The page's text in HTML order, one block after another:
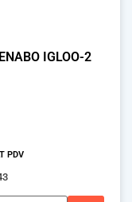
IGLOO-2
PDV